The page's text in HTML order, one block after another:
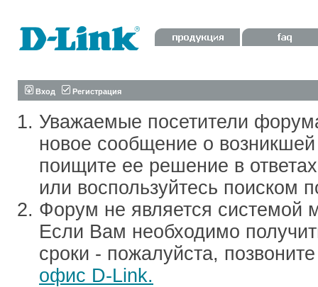
Вход Регистрация
Уважаемые посетители
новое сообщение о
поищите ее решение в
или воспользуйтесь поиском
Форум не является системой
Если Вам необходимо
сроки - пожалуйста,
офис D-Link.